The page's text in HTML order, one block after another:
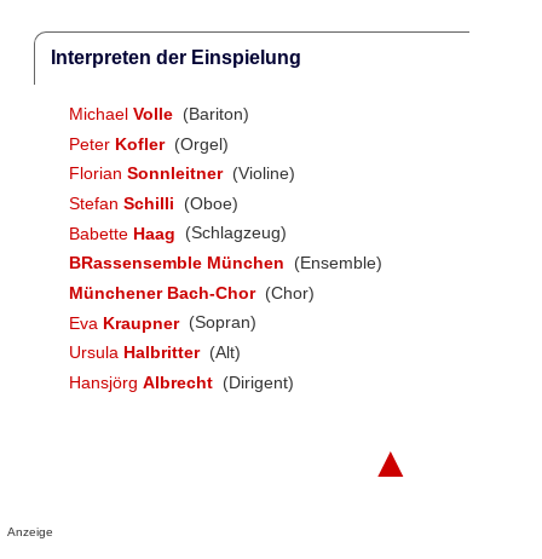
Interpreten der Einspielung
Michael Volle (Bariton)
Peter Kofler (Orgel)
Florian Sonnleitner (Violine)
Stefan Schilli
(Oboe)
Babette Haag
(Schlagzeug)
BRassensemble München
(Ensemble)
Münchener Bach-Chor (Chor)
Eva Kraupner (Sopran)
Ursula Halbritter (Alt)
Hansjörg Albrecht (Dirigent)
▲
Anzeige